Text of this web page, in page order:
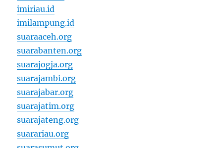
imiriau.id
imilampung.id
suaraaceh.org
suarabanten.org
suarajogja.org
suarajambi.org
suarajabar.org
suarajatim.org
suarajateng.org
suarariau.org